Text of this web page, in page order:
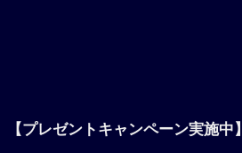
【プレゼントキャンペーン実施中】